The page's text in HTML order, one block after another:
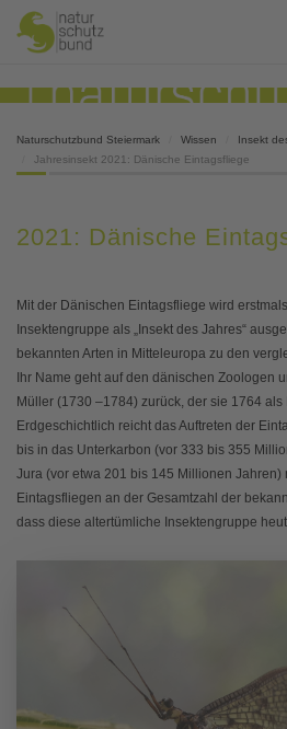
Naturschutzbund Steiermark Wissen
Insekt
Jahresinsekt 2021: Dänische Eintagsfliege
2021: Dänische
Mit der Dänischen Eintagsfliege wird
Insektengruppe als „Insekt des Jahres“
bekannten Arten in Mitteleuropa zu den
Ihr Name geht auf den dänischen Zoologen
Müller (1730 –1784) zurück, der sie 1764
Erdgeschichtlich reicht das Auftreten der
bis in das Unterkarbon (vor 333 bis 355
Jura (vor etwa 201 bis 145 Millionen Jahren)
Eintagsfliegen an der Gesamtzahl der
dass diese altertümliche Insektengruppe